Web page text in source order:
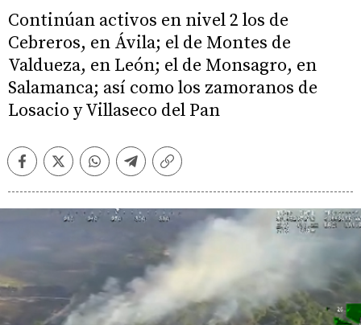
Continúan activos en nivel 2 los de
Cebreros, en Ávila; el de Montes de
Valdueza, en León; el de Monsagro, en
Salamanca; así como los zamoranos de
Losacio y Villaseco del Pan
FacebookTwitterWhatsappTelegramCopiar